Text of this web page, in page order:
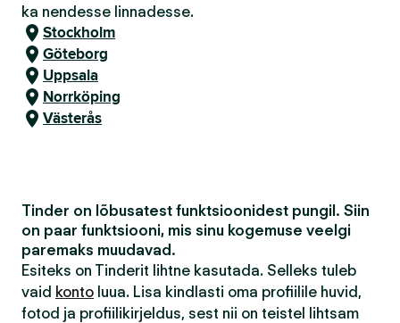
ka nendesse linnadesse.
Stockholm
Göteborg
Uppsala
Norrköping
Västerås
Tinder on lõbusatest funktsioonidest pungil. Siin
on paar funktsiooni, mis sinu kogemuse veelgi
paremaks muudavad.
Esiteks on Tinderit lihtne kasutada. Selleks tuleb
vaid konto luua. Lisa kindlasti oma profiilile huvid,
fotod ja profiilikirjeldus, sest nii on teistel lihtsam